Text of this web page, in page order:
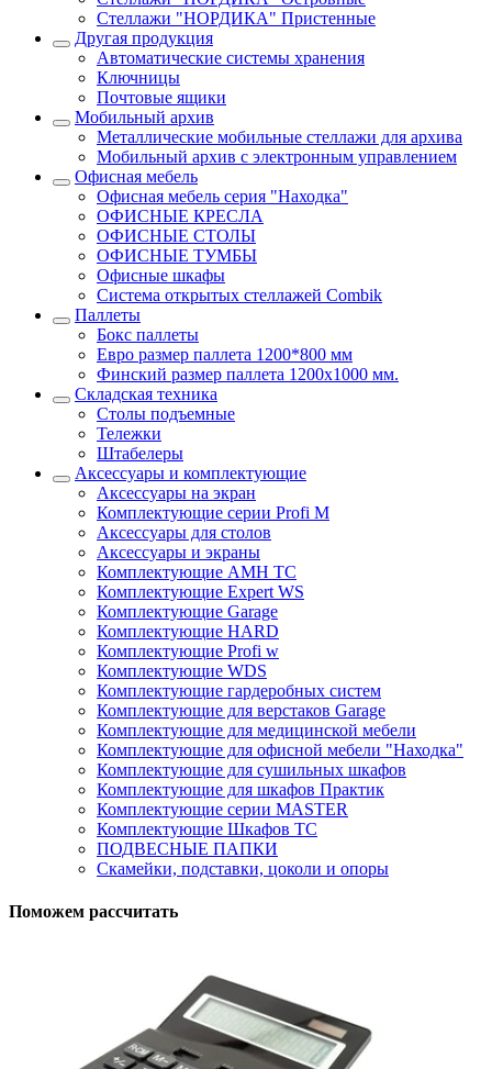
Стеллажи "НОРДИКА" Пристенные
Другая продукция
Автоматические системы хранения
Ключницы
Почтовые ящики
Мобильный архив
Металлические мобильные стеллажи для архива
Мобильный архив с электронным управлением
Офисная мебель
Офисная мебель серия "Находка"
ОФИСНЫЕ КРЕСЛА
ОФИСНЫЕ СТОЛЫ
ОФИСНЫЕ ТУМБЫ
Офисные шкафы
Система открытых стеллажей Combik
Паллеты
Бокс паллеты
Евро размер паллета 1200*800 мм
Финский размер паллета 1200х1000 мм.
Складская техника
Столы подъемные
Тележки
Штабелеры
Аксессуары и комплектующие
Аксессуары на экран
Комплектующие серии Profi M
Аксессуары для столов
Аксессуары и экраны
Комплектующие AMH TC
Комплектующие Expert WS
Комплектующие Garage
Комплектующие HARD
Комплектующие Profi w
Комплектующие WDS
Комплектующие гардеробных систем
Комплектующие для верстаков Garage
Комплектующие для медицинской мебели
Комплектующие для офисной мебели "Находка"
Комплектующие для сушильных шкафов
Комплектующие для шкафов Практик
Комплектующие серии MASTER
Комплектующие Шкафов ТС
ПОДВЕСНЫЕ ПАПКИ
Скамейки, подставки, цоколи и опоры
Поможем рассчитать